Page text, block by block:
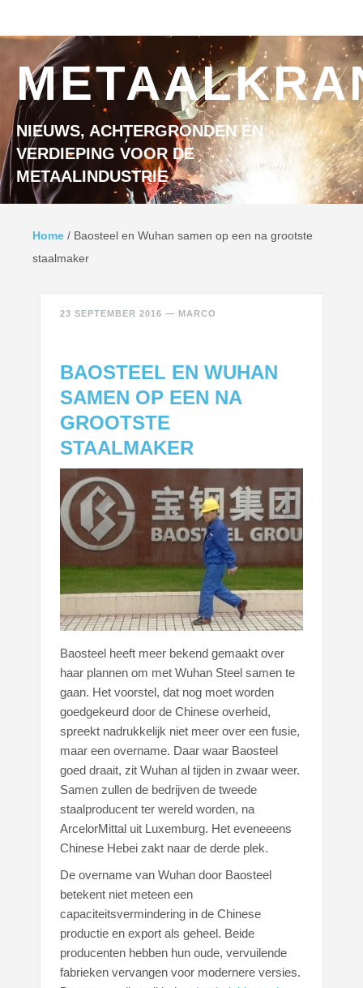
NIEUWS, ACHTERGRONDEN EN
VERDIEPING VOOR DE
METAALINDUSTRIE
Home / Baosteel en Wuhan samen op een na grootste
staalmaker
23 SEPTEMBER 2016 — MARCO
BAOSTEEL EN WUHAN
SAMEN OP EEN NA
GROOTSTE
STAALMAKER
Baosteel heeft meer bekend gemaakt over
haar plannen om met Wuhan Steel samen te
gaan. Het voorstel, dat nog moet worden
goedgekeurd door de Chinese overheid,
spreekt nadrukkelijk niet meer over een fusie,
maar een overname. Daar waar Baosteel
goed draait, zit Wuhan al tijden in zwaar weer.
Samen zullen de bedrijven de tweede
staalproducent ter wereld worden, na
ArcelorMittal uit Luxemburg. Het eveneeens
Chinese Hebei zakt naar de derde plek.
De overname van Wuhan door Baosteel
betekent niet meteen een
capaciteitsvermindering in de Chinese
productie en export als geheel. Beide
producenten hebben hun oude, vervuilende
fabrieken vervangen voor modernere versies.